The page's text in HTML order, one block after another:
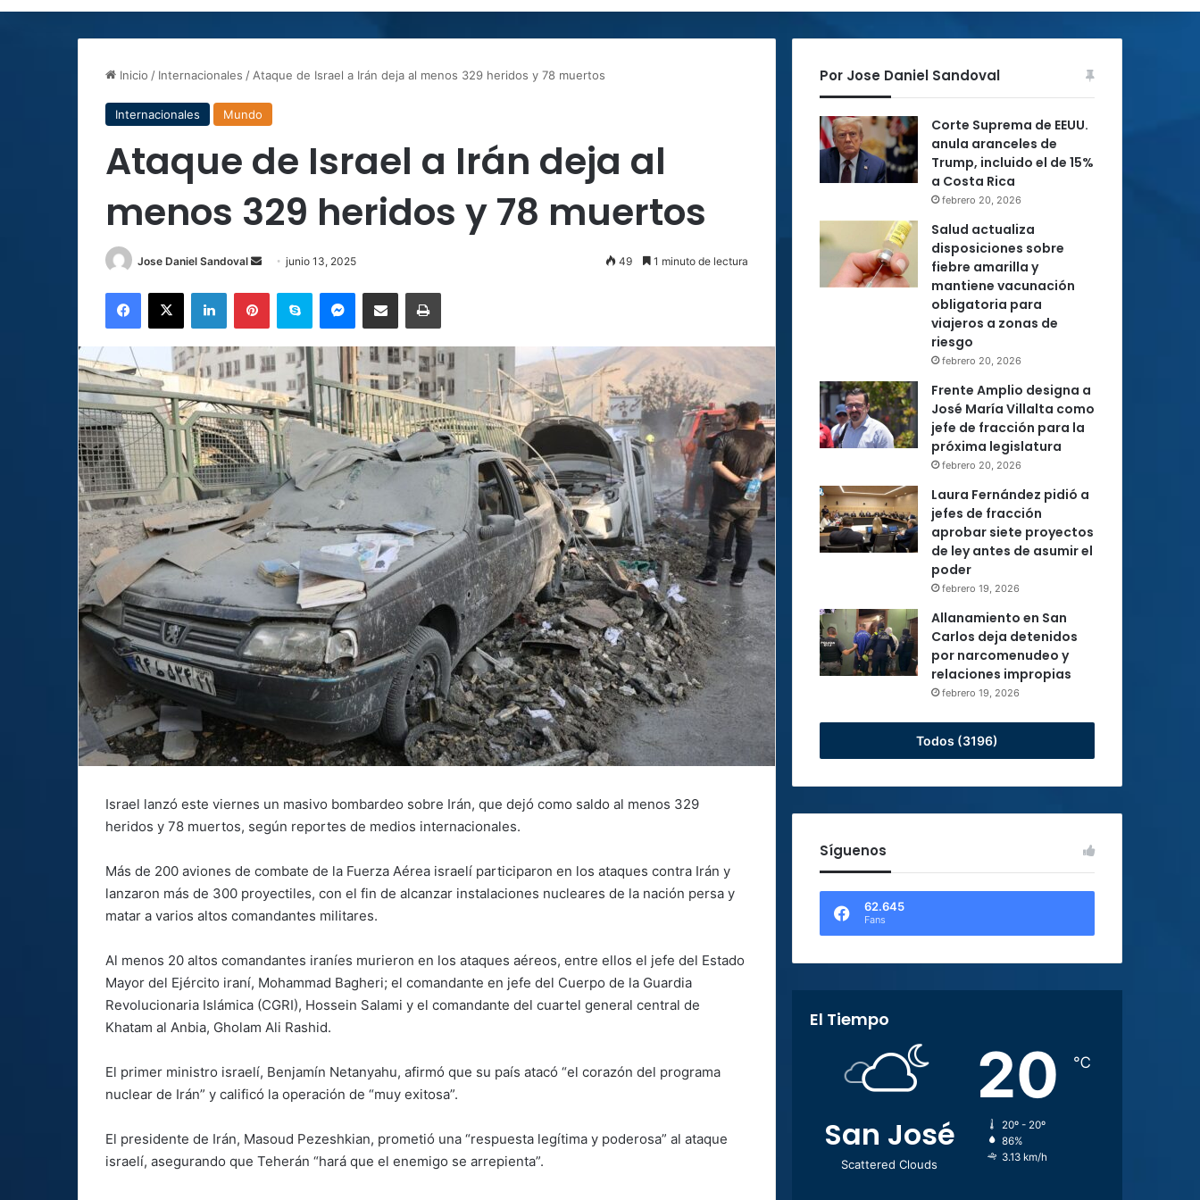
Inicio / Internacionales / Ataque de Israel a Irán deja al menos 329 heridos y 78 muertos
Internacionales Mundo
Ataque de Israel a Irán deja al
menos 329 heridos y 78 muertos
Jose Daniel Sandoval
Sendjunio 13, 2025 49 1 minuto de lectura
Facebook
X LinkedInPinterestSkype MessengerCompartir por correo electrónicoImprimir
Israel lanzó este viernes un masivo bombardeo sobre Irán, que dejó como saldo al menos 329
heridos y 78 muertos, según reportes de medios internacionales.
Más de 200 aviones de combate de la Fuerza Aérea israelí participaron en los ataques contra Irán y
lanzaron más de 300 proyectiles, con el fin de alcanzar instalaciones nucleares de la nación persa y
matar a varios altos comandantes militares.
Al menos 20 altos comandantes iraníes murieron en los ataques aéreos, entre ellos el jefe del Estado
Mayor del Ejército iraní, Mohammad Bagheri; el comandante en jefe del Cuerpo de la Guardia
Revolucionaria Islámica (CGRI), Hossein Salami y el comandante del cuartel general central de
Khatam al Anbia, Gholam Ali Rashid.
El primer ministro israelí, Benjamín Netanyahu, afirmó que su país atacó “el corazón del programa
nuclear de Irán” y calificó la operación de “muy exitosa”.
El presidente de Irán, Masoud Pezeshkian, prometió una “respuesta legítima y poderosa” al ataque
israelí, asegurando que Teherán “hará que el enemigo se arrepienta”.
Por Jose Daniel Sandoval
Corte Suprema de EEUU.
anula aranceles de
Trump, incluido el de 15%
a Costa Rica
febrero 20, 2026
Salud actualiza
disposiciones sobre
fiebre amarilla y
mantiene vacunación
obligatoria para
viajeros a zonas de
riesgo
febrero 20, 2026
Frente Amplio designa a
José María Villalta como
jefe de fracción para la
próxima legislatura
febrero 20, 2026
Laura Fernández pidió a
jefes de fracción
aprobar siete proyectos
de ley antes de asumir el
poder
febrero 19, 2026
Allanamiento en San
Carlos deja detenidos
por narcomenudeo y
relaciones impropias
febrero 19, 2026
Todos (3196)
Síguenos
62.645
Fans
El Tiempo
San José
Scattered Clouds
20 ℃
20º - 20º
86%
3.13 km/h